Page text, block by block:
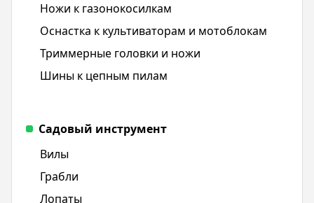
Ножи к газонокосилкам
Оснастка к культиваторам и мотоблокам
Триммерные головки и ножи
Шины к цепным пилам
Садовый инструмент
Вилы
Грабли
Лопаты